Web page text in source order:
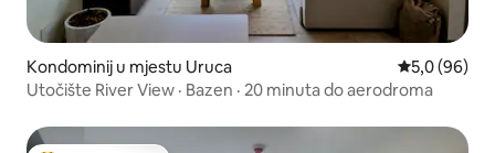
Kondominij u mjestu Uruca Prosječna
5,0 (96)
Utočište River View · Bazen · 20 minuta do aerodroma